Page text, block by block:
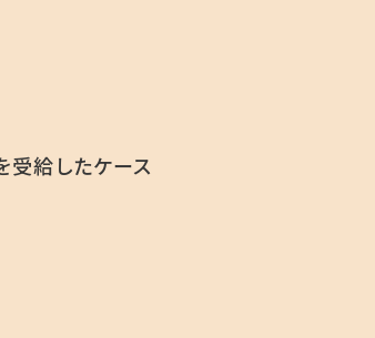
受給したケース